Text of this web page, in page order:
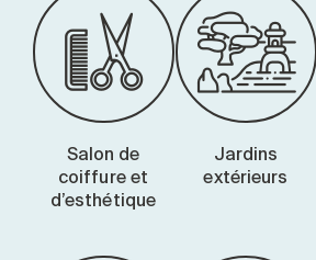
Salon de
coiffure et
d’esthétique
Jardins
extérieurs